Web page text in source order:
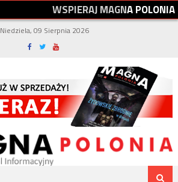
WSPIERAJMAGNAPOLONIA
Niedziela, 09 Sierpnia 2026